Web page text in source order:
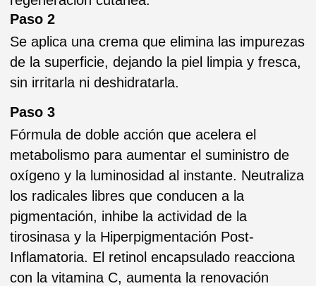
luminosidad y tono uniformes. Un nivel de pH
de 4.6 asegura una luminosidad eficiente sin
irritar ni desencadenar la actividad de la
melanina.
Paso 5
Mascarilla de rejuvenecimiento con potentes
ingredientes activos concentrados. Reduce
manchas oscuras, promueve una apariencia
uniforme y acelera el proceso de aclarado. El
mineral azul marino se basa en la ciencia del
Paso 4
¡Fórmula ultraligera, fresca y no oclusiva para
una luminosidad inmediata! Activos botánicos
oligosacárido hidrata y reduce la pérdida de
agua transepidérmica, mejorando la función de
barrera lipídica. Estimula la piel opaca
activando la microcirculación y aumentando la
actividad celular. Remineraliza para restablecer
la vitalidad y la luminosidad, tonificando.